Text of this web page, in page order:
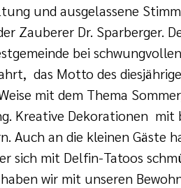
und ausgelassene
Zauberer Dr.
bei
das Motto des
mit dem Thema
Kreative Dekorationen
Auch an die kleinen
sich mit Delfin-Tatoos
wir mit unseren